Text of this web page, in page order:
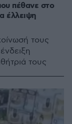
πέθανε στο
έλλειψη
τους
τους